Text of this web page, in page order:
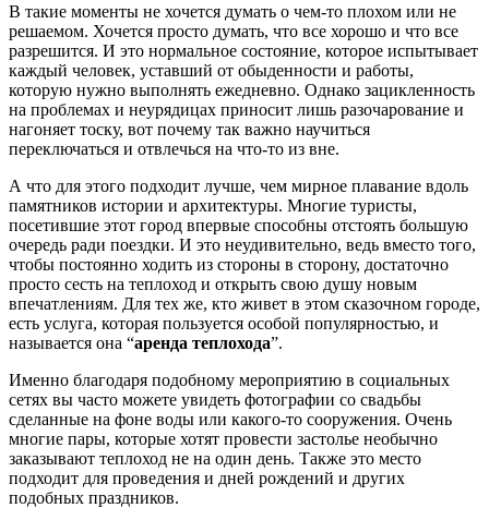
В такие моменты не хочется думать о чем-то плохом или не
решаемом. Хочется просто думать, что все хорошо и что все
разрешится. И это нормальное состояние, которое испытывает
каждый человек, уставший от обыденности и работы,
которую нужно выполнять ежедневно. Однако зацикленность
на проблемах и неурядицах приносит лишь разочарование и
нагоняет тоску, вот почему так важно научиться
переключаться и отвлечься на что-то из вне.
А что для этого подходит лучше, чем мирное плавание вдоль
памятников истории и архитектуры. Многие туристы,
посетившие этот город впервые способны отстоять большую
очередь ради поездки. И это неудивительно, ведь вместо того,
чтобы постоянно ходить из стороны в сторону, достаточно
просто сесть на теплоход и открыть свою душу новым
впечатлениям. Для тех же, кто живет в этом сказочном городе,
есть услуга, которая пользуется особой популярностью, и
называется она “аренда теплохода”.
Именно благодаря подобному мероприятию в социальных
сетях вы часто можете увидеть фотографии со свадьбы
сделанные на фоне воды или какого-то сооружения. Очень
многие пары, которые хотят провести застолье необычно
заказывают теплоход не на один день. Также это место
подходит для проведения и дней рождений и других
подобных праздников.